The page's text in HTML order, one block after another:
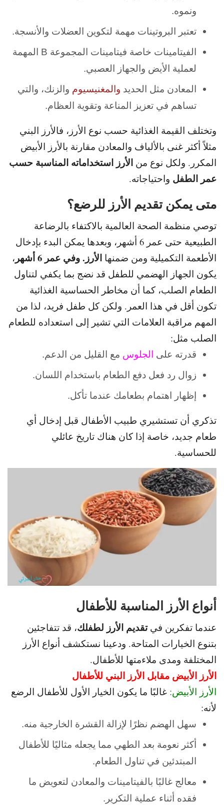
ونموه.
تعتبر البروتينات مهمة لتكوين العضلات والأنسجة.
الفيتامينات خاصة فيتامينات المجموعة B المهمة
لعملية الأيض والجهاز العصبي.
المعادن مثل الحديد والمغنيسيوم والزنك، والتي
تساهم في تعزيز المناعة وتقوية العظام.
وتختلف القيمة الغذائية حسب نوع الأرز، فالأرز البني
مثلاً أكثر غنى بالألياف والمعادن مقارنة بالأرز الأبيض
المكرر. ولكل نوع من الأرز استخداماته المناسبة حسب
عمر الطفل واحتياجاته.
متى يمكن تقديم الأرز للرضع؟
توصي منظمة الصحة العالمية بالاكتفاء بالرضاعة
الطبيعية حتى عمر 6 أشهر، وبعدها يمكن البدء بإدخال
الأطعمة التكميلية ومن ضمنها الأرز. وفي عمر 6 أشهر
،
يكون الجهاز الهضمي للطفل قد نضج بما يكفي لتناول
الطعام الصلب، كما أن مخاطر الحساسية الغذائية
تكون أقل في هذا العمر. ولكن كل طفل فريد، لذا من
المهم مراقبة العلامات التي تشير إلى استعداده للطعام
الصلب مثل:
قدرته على الجلوس مع القليل من الدعم.
زوال رد فعل دفع الطعام باستخدام اللسان.
إظهار اهتمام بطعامك عندما تأكل.
تذكري أن تستشيري طبيب الأطفال قبل إدخال أي
طعام جديد، خاصة إذا كان هناك تاريخ عائلي
للحساسية.
أنواع الأرز المناسبة للأطفال
عندما تفكرين فيتقديم الأرز لطفلك، قد تتفاجئين
بتنوع الخيارات المتاحة. ودعينا نستكشف أنواع الأرز
المختلفة ومدى ملاءمتها للأطفال.
الأرز الأبيض مقابل الأرز البني للأطفال
الأرز الأبيض: غالبًا ما يكون الخيار الأول للأطفال الرضع
لأنه:
سهل الهضم نظرًا لإزالة القشرة الخارجية منه.
أكثر نعومة بعد الطهي مما يجعله مثاليًا للأطفال
المبتدئين في تناول الطعام.
معالج غالبًا بالفيتامينات والمعادن لتعويض ما
فقده أثناء عملية التكرير.